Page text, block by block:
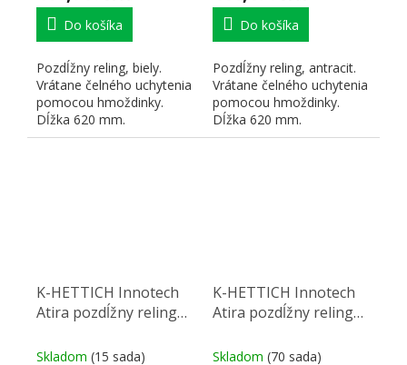
Do košíka
Pozdĺžny reling, biely.
Vrátane čelného uchytenia
pomocou hmoždinky.
Dĺžka 620 mm.
Do košíka
Pozdĺžny reling, antracit.
Vrátane čelného uchytenia
pomocou hmoždinky.
Dĺžka 620 mm.
K-HETTICH Innotech
Atira pozdĺžny reling
Skladom (15 sada)
K-HETTICH Innotech
Atira pozdĺžny reling
hmoždinka
Skladom (70 sada)